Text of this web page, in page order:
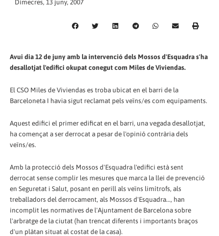
Dimecres, 13 juny, 2007
Avui dia 12 de juny amb la intervenció dels Mossos d'Esquadra s'ha
desallotjat l'edifici okupat conegut com Miles de Viviendas.
El CSO Miles de Viviendas es troba ubicat en el barri de la
Barceloneta I havia sigut reclamat pels veïns/es com equipaments.
Aquest edifici el primer edificat en el barri, una vegada desallotjat,
ha començat a ser derrocat a pesar de l'opinió contrària dels
veïns/es.
Amb la protecció dels Mossos d'Esquadra l'edifici està sent
derrocat sense complir les mesures que marca la llei de prevenció
en Seguretat i Salut, posant en perill als veïns limítrofs, als
treballadors del derrocament, als Mossos d'Esquadra..., han
incomplit les normatives de l'Ajuntament de Barcelona sobre
l'arbratge de la ciutat (han trencat diferents i importants braços
d'un plàtan situat al costat de la casa).